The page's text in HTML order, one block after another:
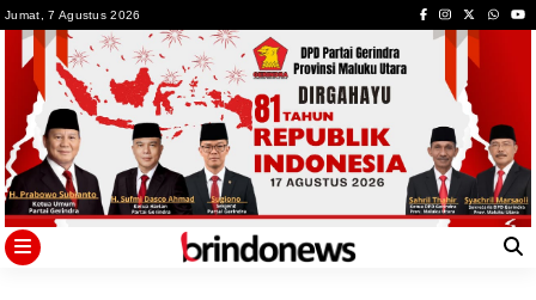
toJumat, 7 Agustus 2026